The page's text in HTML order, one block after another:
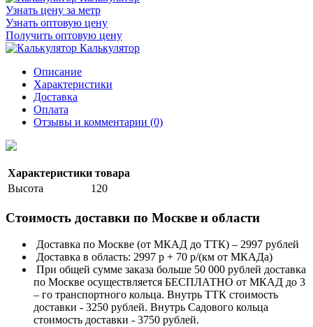
Узнать цену за метр
Узнать оптовую цену
Получить оптовую цену
Калькулятор
Описание
Характеристики
Доставка
Оплата
Отзывы и комментарии (0)
Характеристики товара
Высота
120
Стоимость доставки по Москве и области
Доставка по Москве (от МКАД до ТТК) – 2997 рублей
Доставка в область: 2997 р + 70 р/(км от МКАДа)
При общей сумме заказа больше 50 000 рублей доставка
по Москве осуществляется БЕСПЛАТНО от МКАД до 3
– го транспортного кольца. Внутрь ТТК стоимость
доставки - 3250 рублей. Внутрь Садового кольца
стоимость доставки - 3750 рублей.